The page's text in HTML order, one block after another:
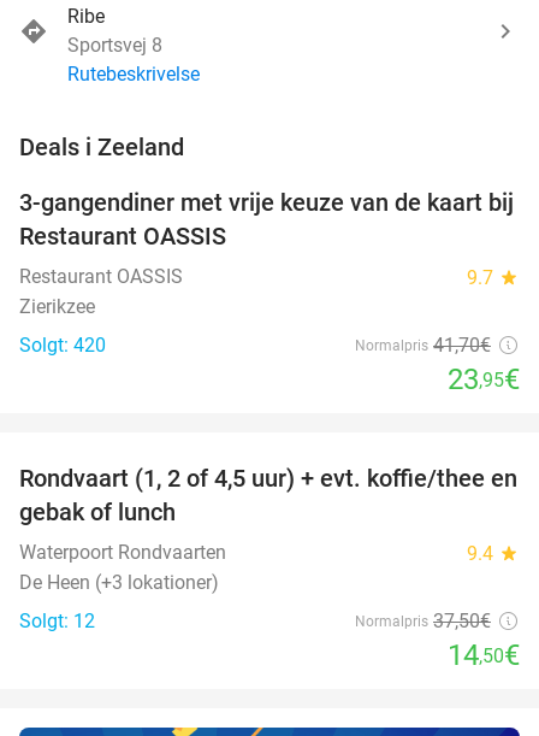
Ribe
Sportsvej 8
Rutebeskrivelse
Deals i Zeeland
43%
3-gangendiner met vrije keuze van de kaart bij
Restaurant OASSIS
Restaurant OASSIS 9.7 star
Zierikzee
Solgt: 420
Normalpris 41,70€
23,95€
61%
DAG
Rondvaart (1, 2 of 4,5 uur) + evt. koffie/thee en
gebak of lunch
Waterpoort Rondvaarten 9.4 star
De Heen (+3 lokationer)
Solgt: 12
Normalpris 37,50€
14,50€